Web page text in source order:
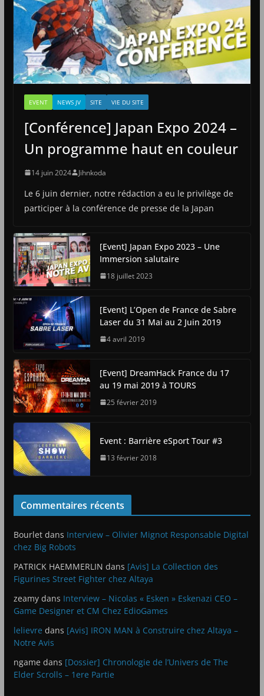
EVENT NEWS JV SITE VIE DU SITE
[Conférence] Japan Expo 2024 –
Un programme haut en couleur
14 juin 2024 Jihnkoda
Le 6 juin dernier, notre rédaction a eu le privilège de
participer à la conférence de presse de la Japan
[Event] Japan Expo 2023 – Une
Immersion salutaire
18 juillet 2023
[Event] L’Open de France de Sabre
Laser du 31 Mai au 2 Juin 2019
4 avril 2019
[Event] DreamHack France du 17
au 19 mai 2019 à TOURS
25 février 2019
Event : Barrière eSport Tour #3
13 février 2018
Commentaires récents
Bourletdans Interview – Olivier Mignot Responsable Digital
chez Big Robots
PATRICK HAEMMERLIN dans [Avis] La Collection des
Figurines Street Fighter chez Altaya
zeamydans Interview – Nicolas « Esken » Eskenazi CEO –
Game Designer et CM Chez EdioGames
lelievre dans [Avis] IRON MAN à Construire chez Altaya –
Notre Avis
ngame dans [Dossier] Chronologie de l’Univers de The
Elder Scrolls – 1ere Partie